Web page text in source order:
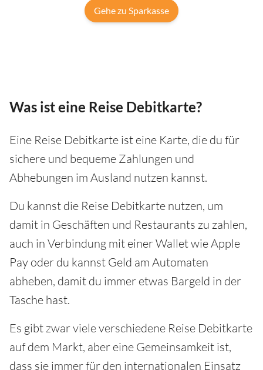
Gehe zu Sparkasse
Was ist eine Reise Debitkarte?
Eine Reise Debitkarte ist eine Karte, die du für
sichere und bequeme Zahlungen und
Abhebungen im Ausland nutzen kannst.
Du kannst die Reise Debitkarte nutzen, um
damit in Geschäften und Restaurants zu zahlen,
auch in Verbindung mit einer Wallet wie Apple
Pay oder du kannst Geld am Automaten
abheben, damit du immer etwas Bargeld in der
Tasche hast.
Es gibt zwar viele verschiedene Reise Debitkarte
auf dem Markt, aber eine Gemeinsamkeit ist,
dass sie immer für den internationalen Einsatz